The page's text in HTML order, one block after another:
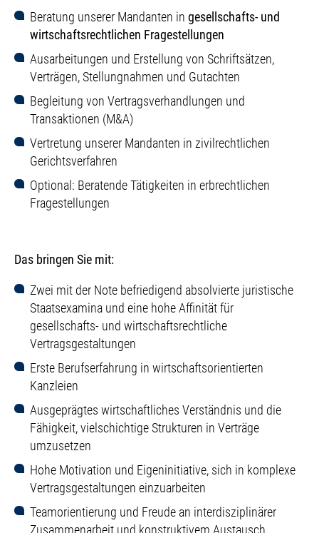
Beratung unserer Mandanten in gesellschafts- und
wirtschaftsrechtlichen Fragestellungen
Ausarbeitungen und Erstellung von Schriftsätzen,
Verträgen, Stellungnahmen und Gutachten
Begleitung von Vertragsverhandlungen und
Transaktionen (M&A)
Vertretung unserer Mandanten in zivilrechtlichen
Gerichtsverfahren
Optional: Beratende Tätigkeiten in erbrechtlichen
Fragestellungen
Das bringen Sie mit:
Zwei mit der Note befriedigend absolvierte juristische
Staatsexamina und eine hohe Affinität für
gesellschafts- und wirtschaftsrechtliche
Vertragsgestaltungen
Erste Berufserfahrung in wirtschaftsorientierten
Kanzleien
Ausgeprägtes wirtschaftliches Verständnis und die
Fähigkeit, vielschichtige Strukturen in Verträge
umzusetzen
Hohe Motivation und Eigeninitiative, sich in komplexe
Vertragsgestaltungen einzuarbeiten
Teamorientierung und Freude an interdisziplinärer
Zusammenarbeit und konstruktivem Austausch